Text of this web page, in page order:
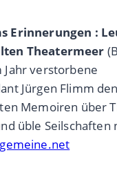
Erinnerungen :
Theatermeer
verstorbene
Jürgen Flimm
Memoiren über
üble Seilschaften